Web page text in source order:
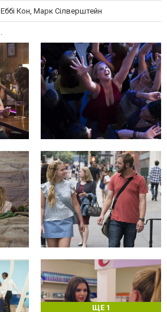
Еббі Кон, Марк Сілверштейн
ЩЕ 1